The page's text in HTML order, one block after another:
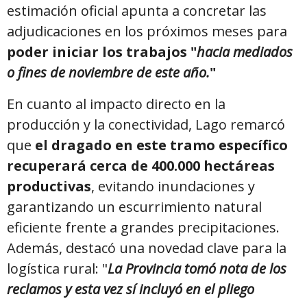
estimación oficial apunta a concretar las
adjudicaciones en los próximos meses para
poder iniciar los trabajos "hacia mediados
o fines de noviembre de este año."
En cuanto al impacto directo en la
producción y la conectividad, Lago remarcó
que el dragado en este tramo específico
recuperará cerca de 400.000 hectáreas
productivas, evitando inundaciones y
garantizando un escurrimiento natural
eficiente frente a grandes precipitaciones.
Además, destacó una novedad clave para la
logística rural: "La Provincia tomó nota de los
reclamos y esta vez sí incluyó en el pliego